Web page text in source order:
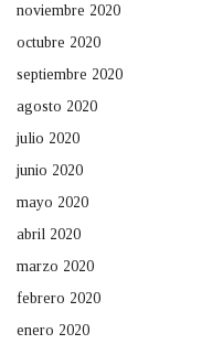
noviembre 2020
octubre 2020
septiembre 2020
agosto 2020
julio 2020
junio 2020
mayo 2020
abril 2020
marzo 2020
febrero 2020
enero 2020